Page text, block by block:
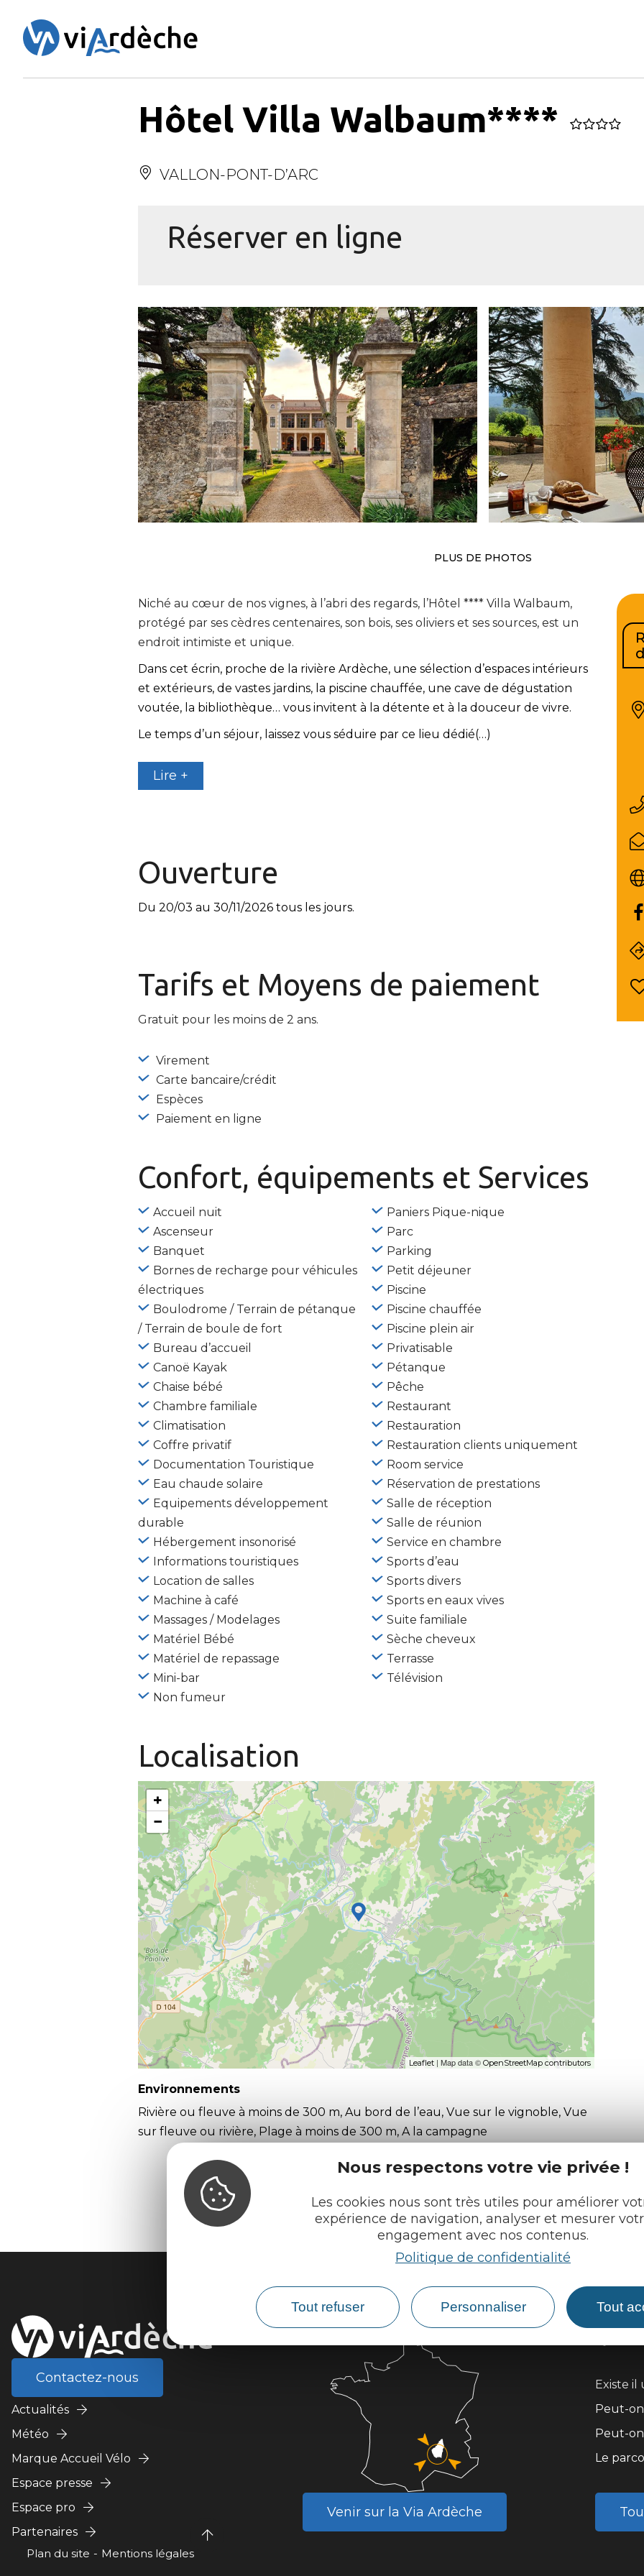
Nous respectons votre vie privée !
Les cookies nous sont très utiles pour améliorer
expérience de navigation, analyser et mesurer
engagement avec nos contenus.
Politique de confidentialité
Tout refuser Personnaliser Tout
Hôtel Villa Walbaum****
VALLON-PONT-D’ARC
Réserver en ligne
PLUS DE PHOTOS
Niché au cœur de nos vignes, à l’abri des regards, l’Hôtel **** Villa Walbaum,
protégé par ses cèdres centenaires, son bois, ses oliviers et ses sources, est un
endroit intimiste et unique.
Dans cet écrin, proche de la rivière Ardèche, une sélection d’espaces intérieurs
et extérieurs, de vastes jardins, la piscine chauffée, une cave de dégustation
voutée, la bibliothèque… vous invitent à la détente et à la douceur de vivre.
Le temps d’un séjour, laissez vous séduire par ce lieu dédié(…)
Lire +
Ouverture
Du 20/03 au 30/11/2026 tous les jours.
Tarifs et Moyens de paiement
Gratuit pour les moins de 2 ans.
Virement
Carte bancaire/crédit
Espèces
Paiement en ligne
Confort, équipements et Services
Accueil nuit
Ascenseur
Banquet
Bornes de recharge pour véhicules
électriques
Boulodrome / Terrain de pétanque
/ Terrain de boule de fort
Bureau d’accueil
Canoë Kayak
Chaise bébé
Chambre familiale
Climatisation
Coffre privatif
Documentation Touristique
Eau chaude solaire
Equipements développement
durable
Hébergement insonorisé
Informations touristiques
Location de salles
Machine à café
Massages / Modelages
Matériel Bébé
Matériel de repassage
Mini-bar
Non fumeur
Paniers Pique-nique
Parc
Parking
Petit déjeuner
Piscine
Piscine chauffée
Piscine plein air
Privatisable
Pétanque
Pêche
Restaurant
Restauration
Restauration clients uniquement
Room service
Réservation de prestations
Salle de réception
Salle de réunion
Service en chambre
Sports d’eau
Sports divers
Sports en eaux vives
Suite familiale
Sèche cheveux
Terrasse
Télévision
Localisation
+
−
Leaflet| Map data © OpenStreetMap contributors
Environnements
Rivière ou fleuve à moins de 300 m, Au bord de l’eau, Vue sur le vignoble, Vue
sur fleuve ou rivière, Plage à moins de 300 m, A la campagne
Contactez-nous
Actualités
Météo
Marque Accueil Vélo
Espace presse
Espace pro
Partenaires
Venir sur la Via Ardèche
Existe
Peut-
Peut-
Le
Plan du site Mentions légales